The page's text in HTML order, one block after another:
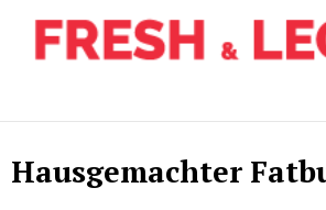
Hausgemachter